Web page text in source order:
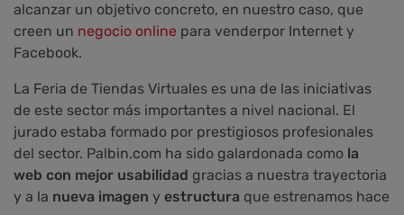
alcanzar un objetivo concreto, en nuestro caso, que
creen un negocio online para venderpor Internet y
Facebook.
La Feria de Tiendas Virtuales es una de las iniciativas
de este sector más importantes a nivel nacional. El
jurado estaba formado por prestigiosos profesionales
del sector. Palbin.com ha sido galardonada como la
web con mejor usabilidad gracias a nuestra trayectoria
y a la nueva imagen y estructura que estrenamos hace